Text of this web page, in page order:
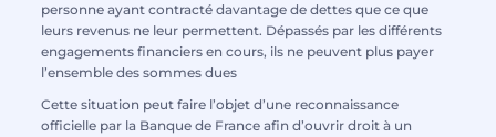
personne ayant contracté davantage de dettes que ce que
leurs revenus ne leur permettent. Dépassés par les différents
engagements financiers en cours, ils ne peuvent plus payer
l’ensemble des sommes dues
Cette situation peut faire l’objet d’une reconnaissance
officielle par la Banque de France afin d’ouvrir droit à un